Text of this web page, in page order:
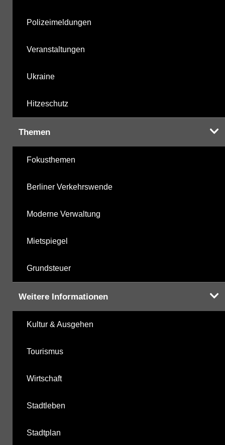
Polizeimeldungen
Veranstaltungen
Ukraine
Hitzeschutz
Themen
Fokusthemen
Berliner Verkehrswende
Moderne Verwaltung
Mietspiegel
Grundsteuer
Weitere Informationen
Kultur & Ausgehen
Tourismus
Wirtschaft
Stadtleben
Stadtplan